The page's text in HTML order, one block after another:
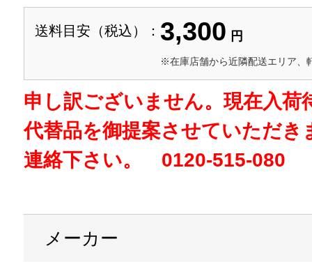
送料目安（税込）： 3,300 円
※在庫店舗から近隣配送エリア、
申し訳ございません。現在入荷
代替品を御提案させていただき
連絡下さい。 0120-515-080
メーカー